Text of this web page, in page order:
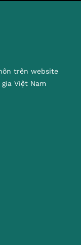
trên website
Việt Nam